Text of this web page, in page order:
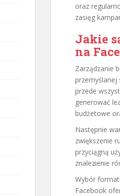
oraz
zasięg
Jakie
na
Zarządzanie
przemyślanej
przede
generować
budżetowe
Następnie
zwiększenie
przyciągną
znalezienie
Wybór
Facebook